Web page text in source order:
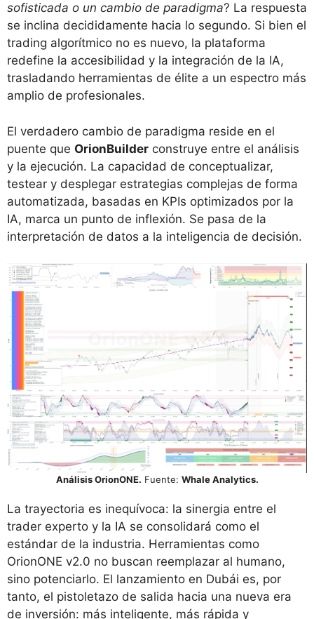
sofisticada o un cambio de paradigma? La respuesta
se inclina decididamente hacia lo segundo. Si bien el
trading algorítmico no es nuevo, la plataforma
redefine la accesibilidad y la integración de la IA,
trasladando herramientas de élite a un espectro más
amplio de profesionales.
El verdadero cambio de paradigma reside en el
puente que OrionBuilder construye entre el análisis
y la ejecución. La capacidad de conceptualizar,
testear y desplegar estrategias complejas de forma
automatizada, basadas en KPIs optimizados por la
IA, marca un punto de inflexión. Se pasa de la
interpretación de datos a la inteligencia de decisión.
Análisis OrionONE. Fuente: Whale Analytics.
La trayectoria es inequívoca: la sinergia entre el
trader experto y la IA se consolidará como el
estándar de la industria. Herramientas como
OrionONE v2.0 no buscan reemplazar al humano,
sino potenciarlo. El lanzamiento en Dubái es, por
tanto, el pistoletazo de salida hacia una nueva era
de inversión: más inteligente, más rápida y